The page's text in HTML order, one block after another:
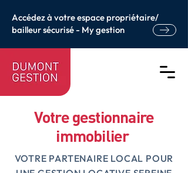
Accédez à votre espace propriétaire/
bailleur sécurisé - My gestion
Votre gestionnaire
immobilier
VOTRE PARTENAIRE LOCAL POUR